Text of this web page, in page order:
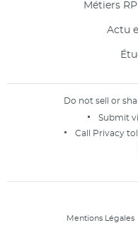
Métiers
Actu
Do not sell or
Submit
Call Privacy
Mentions Légales